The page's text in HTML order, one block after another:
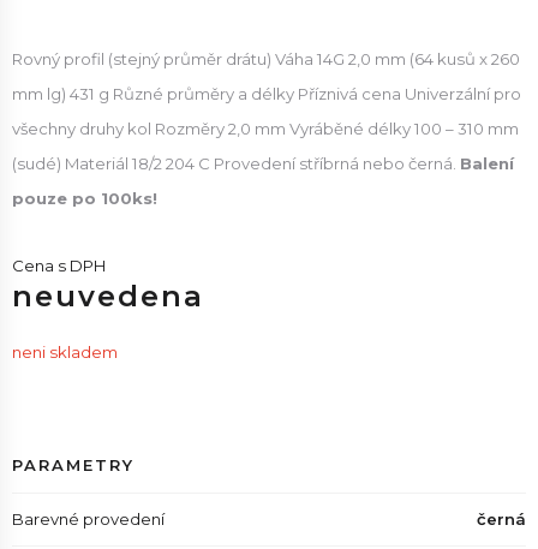
Rovný profil (stejný průměr drátu) Váha 14G 2,0 mm (64 kusů x 260
mm lg) 431 g Různé průměry a délky Příznivá cena Univerzální pro
všechny druhy kol Rozměry 2,0 mm Vyráběné délky 100 – 310 mm
(sudé) Materiál 18/2 204 C Provedení stříbrná nebo černá. Balení
pouze po 100ks!
Cena s DPH
neuvedena
neni skladem
PARAMETRY
Barevné provedení černá